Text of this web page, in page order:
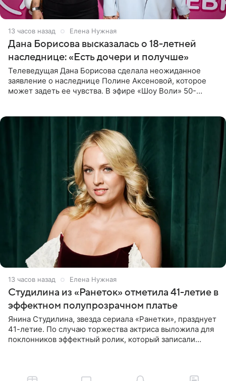
13 часов назад Елена Нужная
Дана Борисова высказалась о 18-летней
наследнице: «Есть дочери и получше»
Телеведущая Дана Борисова сделала неожиданное
заявление о наследнице Полине Аксеновой, которое
может задеть ее чувства. В эфире «Шоу Воли» 50-
13 часов назад Елена Нужная
Студилина из «Ранеток» отметила 41-летие в
эффектном полупрозрачном платье
Янина Студилина, звезда сериала «Ранетки», празднует
41-летие. По случаю торжества актриса выложила для
поклонников эффектный ролик, который записали